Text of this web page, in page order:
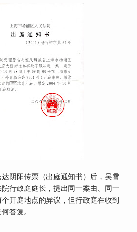
阴阳传票（出庭通知书）后，吴雪
行政庭庭长，提出同一案由、同一
开庭地点的异议，但行政庭在收到
答复。